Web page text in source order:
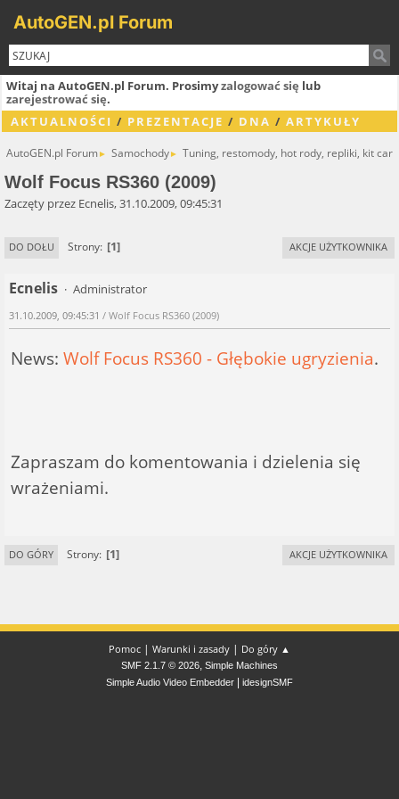
AutoGEN.pl Forum
Witaj na AutoGEN.pl Forum. Prosimyzalogować się lub
zarejestrować się.
AKTUALNOŚCI / PREZENTACJE / DNA / ARTYKUŁY
AutoGEN.pl Forum► Samochody► Tuning, restomody, hot rody, repliki, kit cary
Wolf Focus RS360 (2009)
Zaczęty przez Ecnelis, 31.10.2009, 09:45:31
DO DOŁU Strony 1 AKCJE UŻYTKOWNIKA
Ecnelis Administrator
31.10.2009, 09:45:31 / Wolf Focus RS360 (2009)
News: Wolf Focus RS360 - Głębokie ugryzienia.
Zapraszam do komentowania i dzielenia się
wrażeniami.
DO GÓRY Strony 1 AKCJE UŻYTKOWNIKA
Pomoc | Warunki i zasady | Do góry ▲
SMF 2.1.7 © 2026, Simple Machines
Simple Audio Video Embedder
idesignSMF